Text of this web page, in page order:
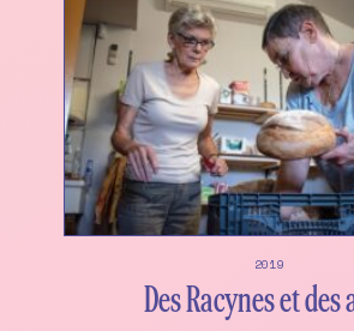
2019
Des Racynes et des